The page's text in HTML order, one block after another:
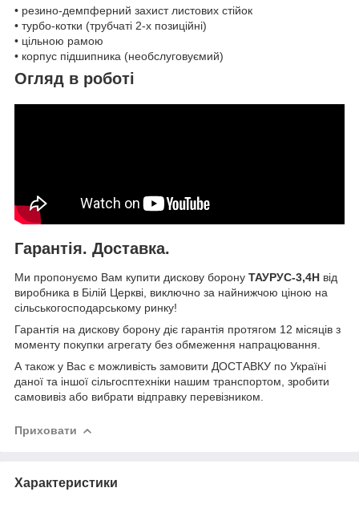
• резино-демпферний захист листових стійок
• турбо-котки (трубчаті 2-х позиційні)
• цільною рамою
• корпус підшипника (необслуговуємий)
Огляд в роботі
Гарантія. Доставка.
Ми пропонуємо Вам купити дискову борону ТАУРУС-3,4Н від
виробника в Білій Церкві, виключно за найнижчою ціною на
сільськогосподарському ринку!
Гарантія на дискову борону діє гарантія протягом 12 місяців з
моменту покупки агрегату без обмеження напрацювання.
А також у Вас є можливість замовити ДОСТАВКУ по Україні
даної та іншої сільгосптехніки нашим транспортом, зробити
самовивіз або вибрати відправку перевізником.
Приховати
Характеристики